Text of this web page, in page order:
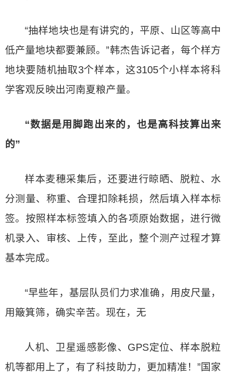
“抽样地块也是有讲究的，平原、山区等高中
低产量地块都要兼顾。”韩杰告诉记者，每个样方
地块要随机抽取3个样本，这3105个小样本将科
学客观反映出河南夏粮产量。
“数据是用脚跑出来的，也是高科技算出来
的”
样本麦穗采集后，还要进行晾晒、脱粒、水
分测量、称重、合理扣除耗损，然后填入样本标
签。按照样本标签填入的各项原始数据，进行微
机录入、审核、上传，至此，整个测产过程才算
基本完成。
“早些年，基层队员们力求准确，用皮尺量，
用簸箕筛，确实辛苦。现在，无
人机、卫星遥感影像、GPS定位、样本脱粒
机等都用上了，有了科技助力，更加精准！”国家